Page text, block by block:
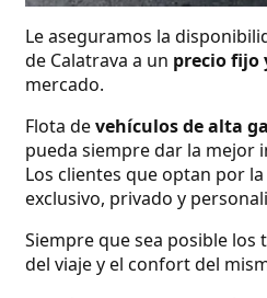
Le aseguramos la
de Calatrava a un precio fijo
mercado.
Flota devehículos de alta
pueda siempre dar la mejor
Los clientes que optan por
exclusivo, privado y
Siempre que sea posible
del viaje y el confort del